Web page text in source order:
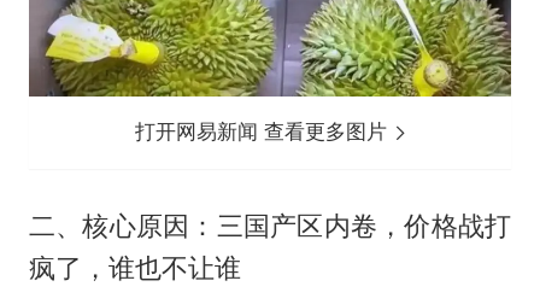
打开网易新闻 查看更多图片
二、核心原因：三国产区内卷，价格战打
疯了，谁也不让谁